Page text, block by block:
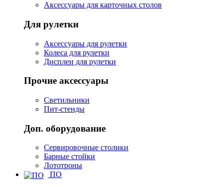
Аксессуары для карточных столов
Для рулетки
Аксессуары для рулетки
Колеса для рулетки
Дисплеи для рулетки
Прочие аксессуары
Светильники
Пит-стенды
Доп. оборудование
Сервировочные столики
Барные стойки
Лототроны
ПО